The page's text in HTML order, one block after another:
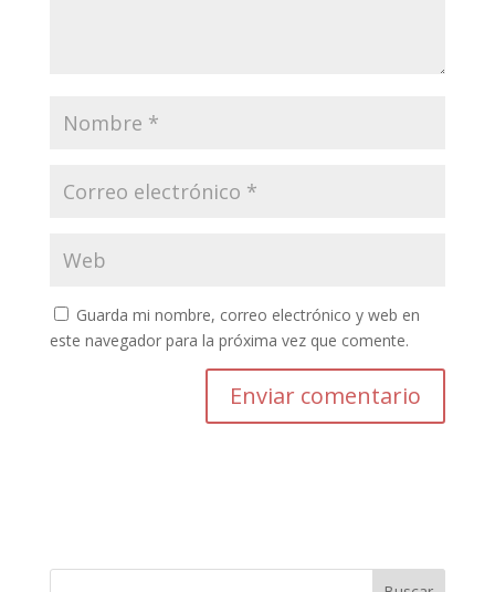
Guarda mi nombre, correo electrónico y web en
este navegador para la próxima vez que comente.